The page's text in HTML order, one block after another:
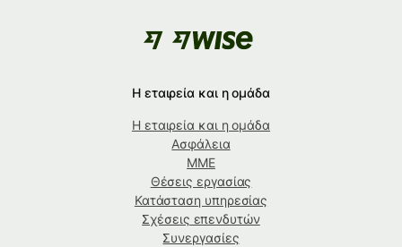
Η εταιρεία και η ομάδα
Η εταιρεία και η ομάδα
Ασφάλεια
ΜΜΕ
Θέσεις εργασίας
Κατάσταση υπηρεσίας
Σχέσεις επενδυτών
Συνεργασίες